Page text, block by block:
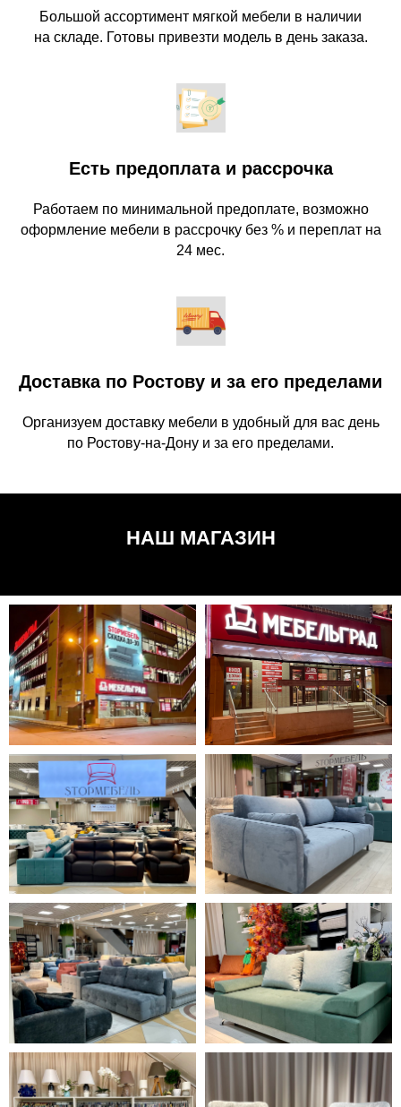
Большой ассортимент мягкой мебели в наличии
на складе. Готовы привезти модель в день заказа.
Есть предоплата и рассрочка
Работаем по минимальной предоплате, возможно
оформление мебели в рассрочку без % и переплат на
24 мес.
Доставка по Ростову и за его пределами
Организуем доставку мебели в удобный для вас день
по Ростову-на-Дону и за его пределами.
НАШ МАГАЗИН